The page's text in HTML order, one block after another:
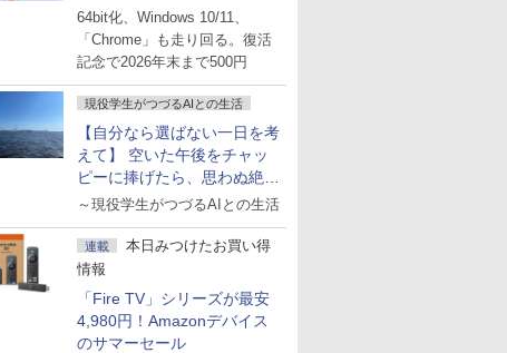
64bit化、Windows 10/11、
「Chrome」も走り回る。復活
記念で2026年末まで500円
現役学生がつづるAIとの生活
【自分なら選ばない一日を考
えて】 空いた午後をチャッ
ピーに捧げたら、思わぬ絶景
に出会った話
～現役学生がつづるAIとの生活
連載
本日みつけたお買い得
情報
「Fire TV」シリーズが最安
4,980円！Amazonデバイス
のサマーセール